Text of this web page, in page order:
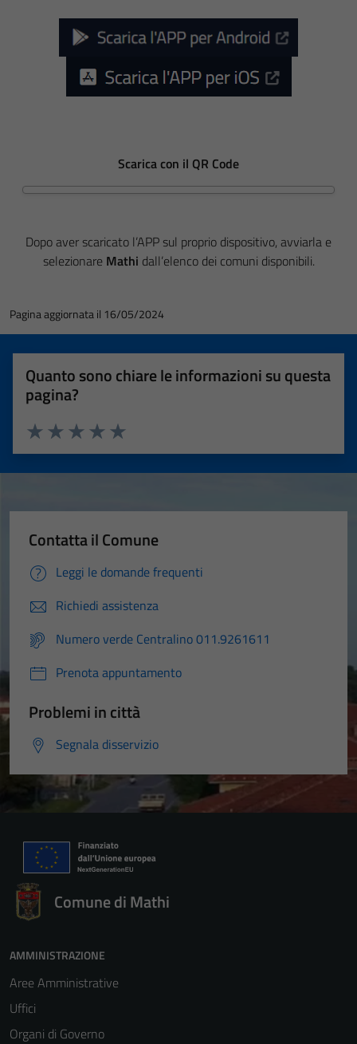
Scarica con il QR Code
Dopo aver scaricato l’APP sul proprio dispositivo, avviarla e
selezionare Mathi dall’elenco dei comuni disponibili.
Pagina aggiornata il 16/05/2024
Quanto sono chiare le informazioni su questa
pagina?
Valuta 5 stelle su 5
Valuta 4 stelle su 5
Valuta 3 stelle su 5
Valuta 2 stelle su 5
Valuta 1 stelle su 5
Contatta il Comune
Leggi le domande frequenti
Richiedi assistenza
Numero verde Centralino 011.9261611
Prenota appuntamento
Problemi in città
Segnala disservizio
Comune di Mathi
AMMINISTRAZIONE
Aree Amministrative
Uffici
Organi di Governo